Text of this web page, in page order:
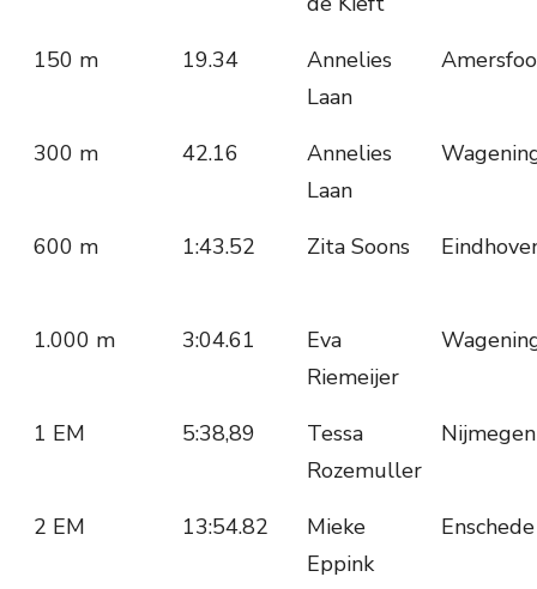
150 m
19.34
Annelies
Laan
300 m 42.16
Annelies
Laan
600 m 1:43.52 Zita Soons
1.000 m 3:04.61
Eva
Riemeijer
1 EM 5:38,89
Tessa
Rozemuller
Nijmegen
2 EM 13:54.82
Mieke
Eppink
Enschede